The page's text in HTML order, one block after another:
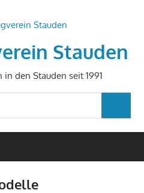
Stauden
den Stauden seit 1991